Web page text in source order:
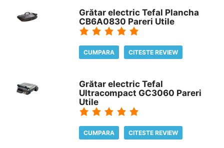
Grătar electric Tefal Plancha
CB6A0830 Pareri Utile
CUMPARA CITESTE REVIEW
Grătar electric Tefal
Ultracompact GC3060 Pareri
Utile
CUMPARA CITESTE REVIEW